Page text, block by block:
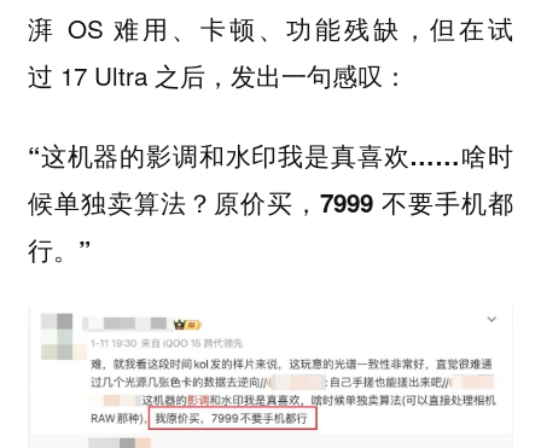
湃 OS 难用、卡顿、功能残缺，但在试
过 17 Ultra 之后，发出一句感叹：
“这机器的影调和水印我是真喜欢……啥时
候单独卖算法？原价买，7999 不要手机都
行。”